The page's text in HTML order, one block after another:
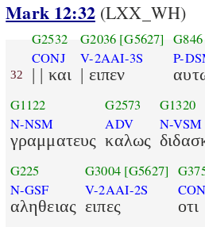
Mark 12:32(LXX_WH)
32
G2532
CONJ
| | και
G2036 [G5627]
V-2AAI-3S
| ειπεν
G846
P-
G1122
N-NSM
γραμματευς
G2573
ADV
καλως
G1320
N-VSM
G225
N-GSF
αληθειας
G3004 [G5627]
V-2AAI-2S
ειπες οτι